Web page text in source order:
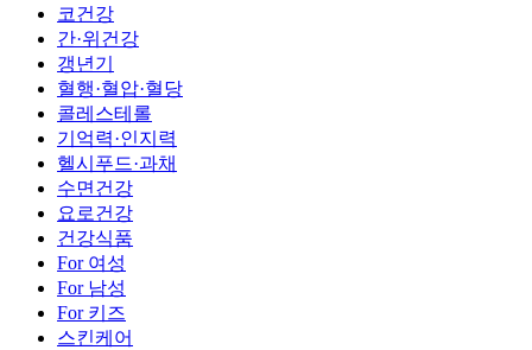
코건강
간·위건강
갱년기
혈행·혈압·혈당
콜레스테롤
기억력·인지력
헬시푸드·과채
수면건강
요로건강
건강식품
For 여성
For 남성
For 키즈
스킨케어